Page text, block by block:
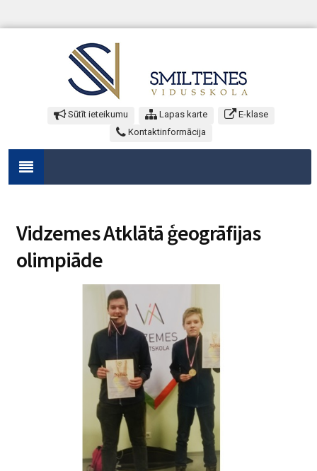
Sūtīt ieteikumu Lapas karte
E-klase
Kontaktinformācija
Vidzemes Atklātā ģeogrāfijas
olimpiāde